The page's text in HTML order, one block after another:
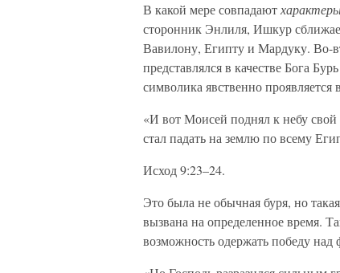
В какой мере совпадают
сторонник Энлиля, Ишкур
Вавилону, Египту и Мардуку. Во-
представлялся в качестве Бога
символика явственно проявляется
«И вот Моисей поднял к небу
стал падать на землю по всему
Исход 9:23–24.
Это была не обычная буря, но
вызвана на определенное время.
возможность одержать победу